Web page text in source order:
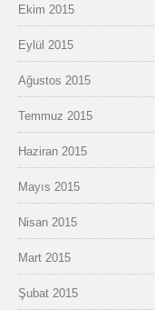
Ekim 2015
Eylül 2015
Ağustos 2015
Temmuz 2015
Haziran 2015
Mayıs 2015
Nisan 2015
Mart 2015
Şubat 2015